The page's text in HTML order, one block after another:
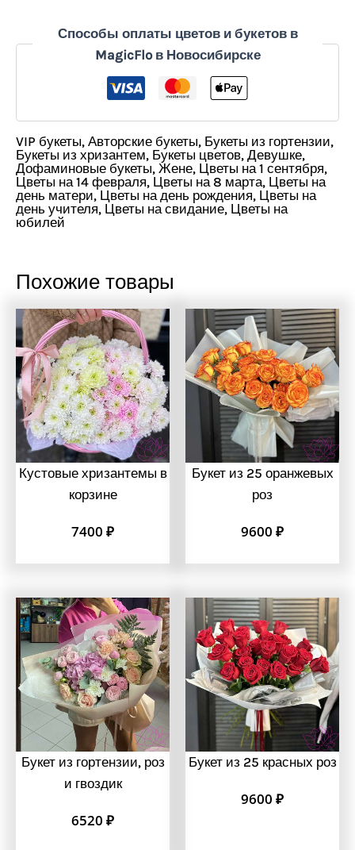
Способы оплаты цветов и букетов в
MagicFlo в Новосибирске
VIP букеты, Авторские букеты, Букеты из гортензии,
Букеты из хризантем, Букеты цветов, Девушке,
Дофаминовые букеты, Жене, Цветы на 1 сентября,
Цветы на 14 февраля, Цветы на 8 марта, Цветы на
день матери, Цветы на день рождения, Цветы на
день учителя, Цветы на свидание, Цветы на
юбилей
Похожие товары
Кустовые хризантемы в
корзине
7400 ₽
Букет из 25 оранжевых
роз
9600 ₽
Букет из гортензии, роз
и гвоздик
6520 ₽
Букет из 25 красных роз
9600 ₽